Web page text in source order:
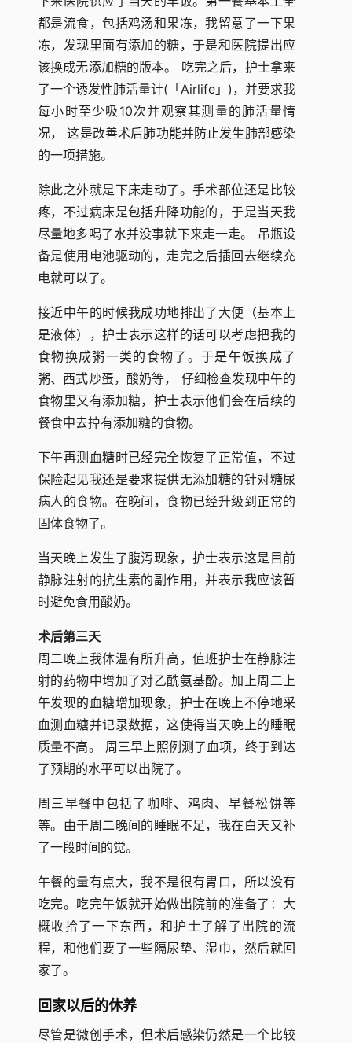
都是流食，包括鸡汤和果冻，我留意了一下果
冻，发现里面有添加的糖，于是和医院提出应
该换成无添加糖的版本。 吃完之后，护士拿来
了一个诱发性肺活量计(「Airlife」)，并要求我
每小时至少吸10次并观察其测量的肺活量情
况， 这是改善术后肺功能并防止发生肺部感染
的一项措施。
除此之外就是下床走动了。手术部位还是比较
疼，不过病床是包括升降功能的，于是当天我
尽量地多喝了水并没事就下来走一走。 吊瓶设
备是使用电池驱动的，走完之后插回去继续充
电就可以了。
接近中午的时候我成功地排出了大便（基本上
是液体），护士表示这样的话可以考虑把我的
食物换成粥一类的食物了。于是午饭换成了
粥、西式炒蛋，酸奶等， 仔细检查发现中午的
食物里又有添加糖，护士表示他们会在后续的
餐食中去掉有添加糖的食物。
下午再测血糖时已经完全恢复了正常值，不过
保险起见我还是要求提供无添加糖的针对糖尿
病人的食物。在晚间，食物已经升级到正常的
固体食物了。
当天晚上发生了腹泻现象，护士表示这是目前
静脉注射的抗生素的副作用，并表示我应该暂
时避免食用酸奶。
术后第三天
周二晚上我体温有所升高，值班护士在静脉注
射的药物中增加了对乙酰氨基酚。加上周二上
午发现的血糖增加现象，护士在晚上不停地采
血测血糖并记录数据，这使得当天晚上的睡眠
质量不高。 周三早上照例测了血项，终于到达
了预期的水平可以出院了。
周三早餐中包括了咖啡、鸡肉、早餐松饼等
等。由于周二晚间的睡眠不足，我在白天又补
了一段时间的觉。
午餐的量有点大，我不是很有胃口，所以没有
吃完。吃完午饭就开始做出院前的准备了：大
概收拾了一下东西，和护士了解了出院的流
程，和他们要了一些隔尿垫、湿巾，然后就回
家了。
回家以后的休养
尽管是微创手术，但术后感染仍然是一个比较